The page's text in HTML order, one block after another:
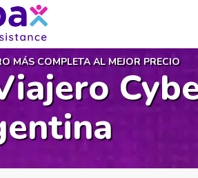
MÁS COMPLETA AL MEJOR PRECIO